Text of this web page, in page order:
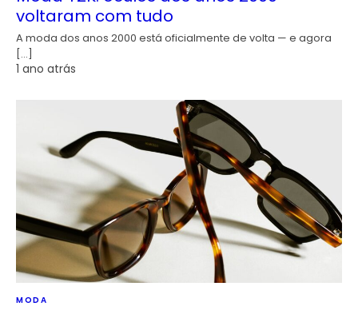
voltaram com tudo
A moda dos anos 2000 está oficialmente de volta — e agora
[…]
1 ano atrás
MODA